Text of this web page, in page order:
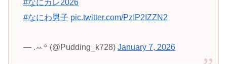
#なにカレ2026
#なにわ男子 pic.twitter.com/PzIP2IZZN2
— .ꕀ꙳ (@Pudding_k728) January 7, 2026